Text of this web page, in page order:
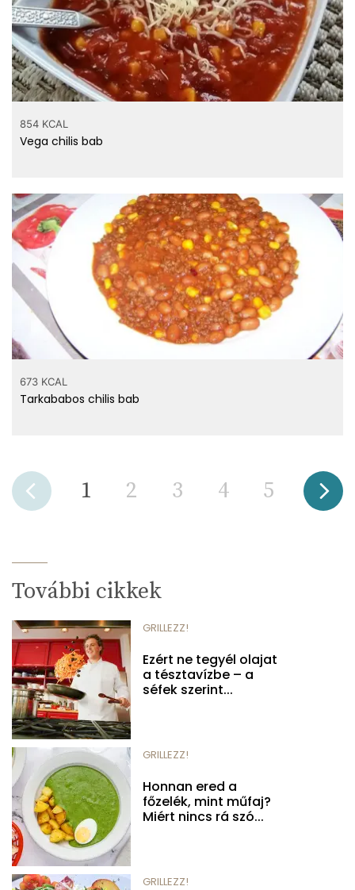
854 KCAL
Vega chilis bab
673 KCAL
Tarkababos chilis bab
1 2 3 4 5
További cikkek
GRILLEZZ!
Ezért ne tegyél olajat
a tésztavízbe – a
séfek szerint...
GRILLEZZ!
Honnan ered a
főzelék, mint műfaj?
Miért nincs rá szó...
GRILLEZZ!